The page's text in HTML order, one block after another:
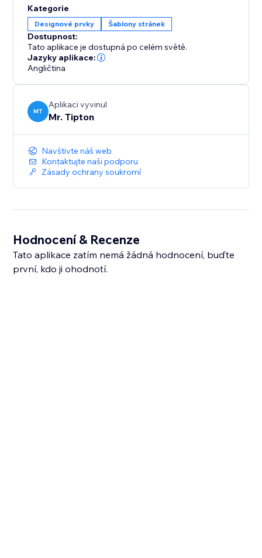
Kategorie
Designové prvky Šablony stránek
Dostupnost:
Tato aplikace je dostupná po celém světě.
Jazyky aplikace:
Angličtina
MT
Aplikaci vyvinul
Mr. Tipton
Navštivte náš web
Kontaktujte naši podporu
Zásady ochrany soukromí
Hodnocení & Recenze
Tato aplikace zatím nemá žádná hodnocení, buďte
první, kdo ji ohodnotí.